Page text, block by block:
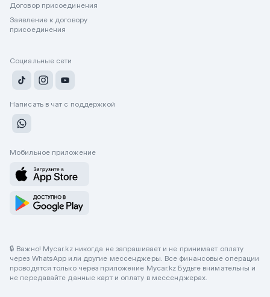
Договор присоединения
Заявление к договору
присоединения
Социальные сети
Написать в чат с поддержкой
Мобильное приложение
🔒 Важно! Mycar.kz никогда не запрашивает и не принимает оплату
через WhatsApp или другие мессенджеры. Все финансовые операции
проводятся только через приложение Mycar.kz Будьте внимательны и
не передавайте данные карт и оплату в мессенджерах.